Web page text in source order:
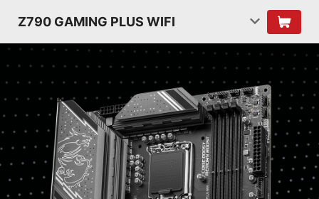
Z790 GAMING PLUS WIFI